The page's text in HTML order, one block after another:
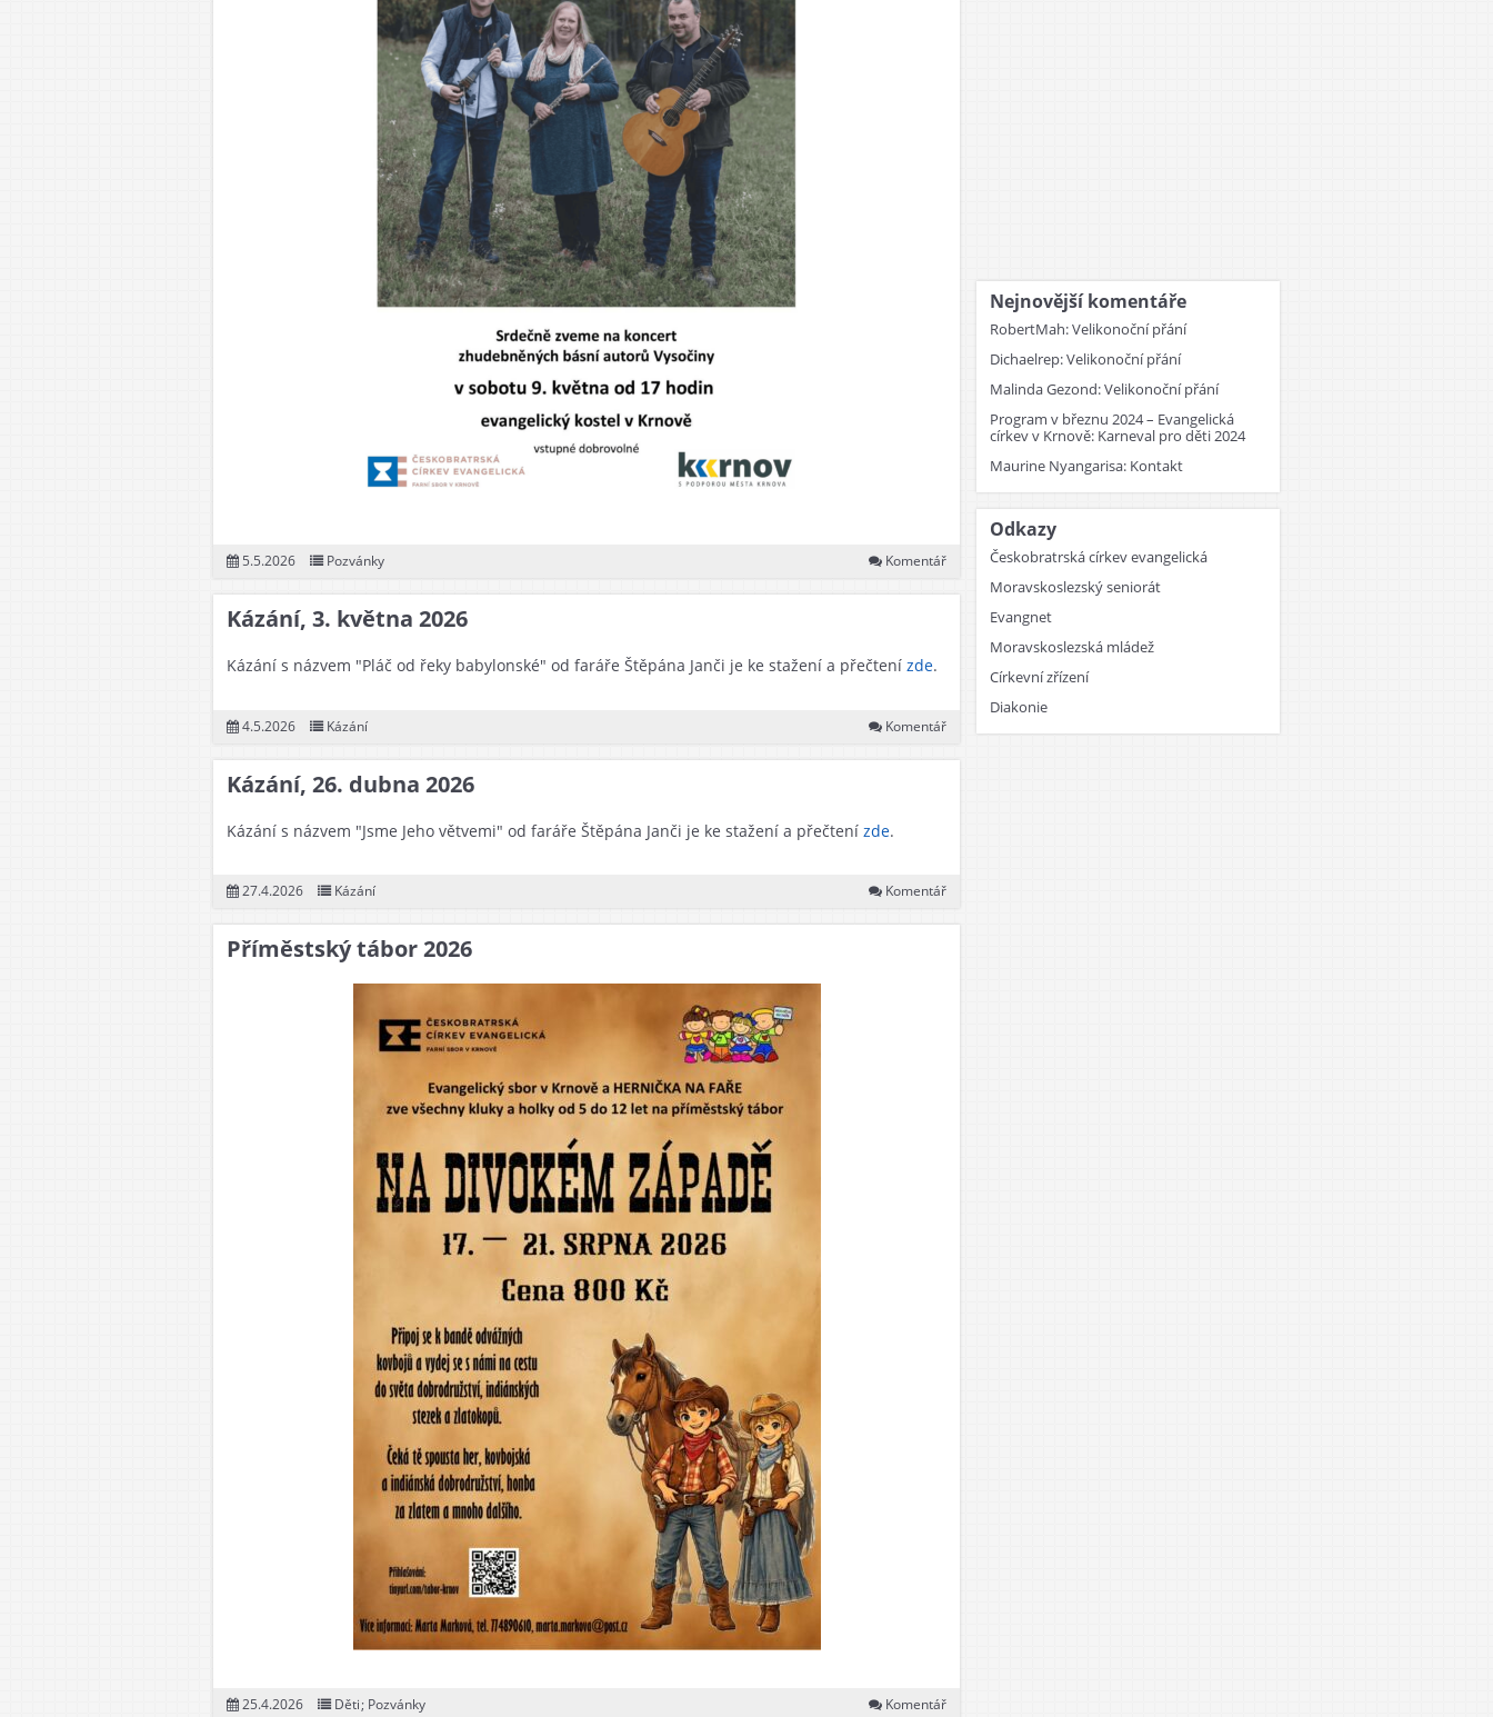
Dorost
Mládež
Dospělí
5.5.2026 Pozvánky Komentář
Kázání, 3. května 2026
Kázání s názvem "Pláč od řeky babylonské" od faráře Štěpána Janči je ke stažení a přečtení zde.
4.5.2026 Kázání Komentář
Kázání, 26. dubna 2026
Kázání s názvem "Jsme Jeho větvemi" od faráře Štěpána Janči je ke stažení a přečtení zde.
27.4.2026 Kázání Komentář
Příměstský tábor 2026
25.4.2026 Děti; Pozvánky Komentář
Nejnovější komentáře
RobertMah:Velikonoční přání
Dichaelrep:Velikonoční přání
Malinda Gezond:Velikonoční přání
Program v březnu 2024 – Evangelická
církev v Krnově: Karneval pro děti 2024
Maurine Nyangarisa: Kontakt
Odkazy
Českobratrská církev evangelická
Moravskoslezský seniorát
Evangnet
Moravskoslezská mládež
Církevní zřízení
Diakonie